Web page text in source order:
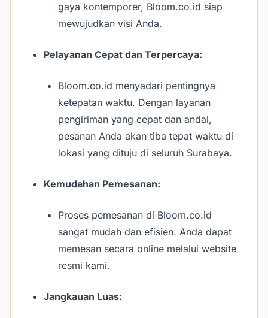
gaya kontemporer, Bloom.co.id siap
mewujudkan visi Anda.
Pelayanan Cepat dan Terpercaya:
Bloom.co.id menyadari pentingnya
ketepatan waktu. Dengan layanan
pengiriman yang cepat dan andal,
pesanan Anda akan tiba tepat waktu di
lokasi yang dituju di seluruh Surabaya.
Kemudahan Pemesanan:
Proses pemesanan di Bloom.co.id
sangat mudah dan efisien. Anda dapat
memesan secara online melalui website
resmi kami.
Jangkauan Luas: